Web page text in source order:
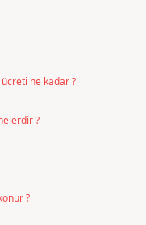
ne kadar ?
?
?